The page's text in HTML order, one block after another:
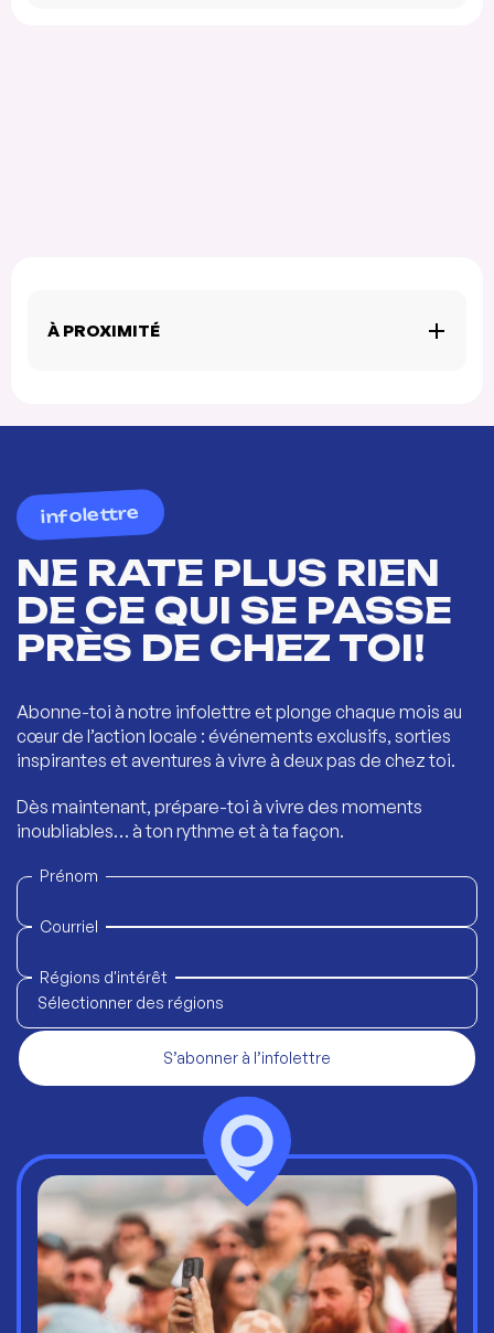
À PROXIMITÉ
infolettre
NE RATE PLUS RIEN
DE CE QUI SE PASSE
PRÈS DE CHEZ TOI!
Abonne-toi à notre infolettre et plonge chaque mois au
cœur de l’action locale : événements exclusifs, sorties
inspirantes et aventures à vivre à deux pas de chez toi.
Dès maintenant, prépare-toi à vivre des moments
inoubliables… à ton rythme et à ta façon.
Prénom
Courriel
Régions d'intérêt
Sélectionner des régions
S’abonner à l’infolettre